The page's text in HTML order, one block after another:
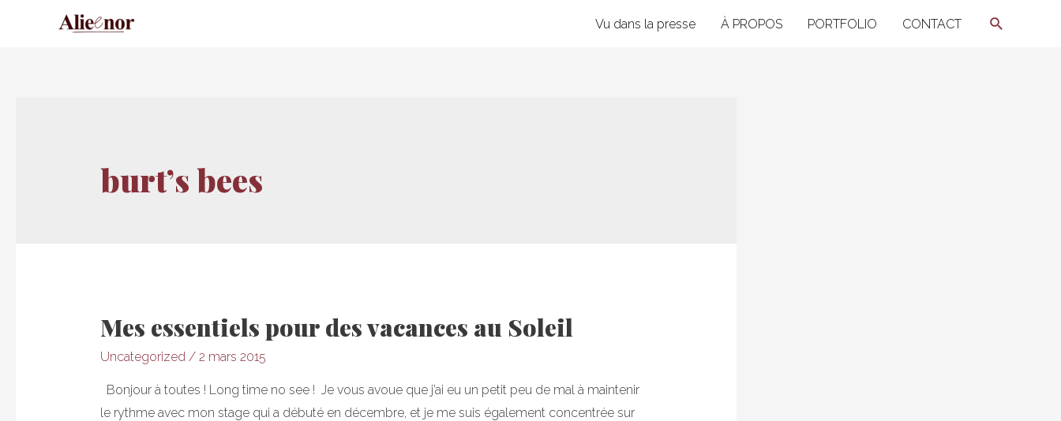
Vu dans la presse À PROPOS PORTFOLIO CONTACT
burt’s bees
Mes essentiels pour des vacances au Soleil
Uncategorized / 2 mars 2015
Bonjour à toutes ! Long time no see ! Je vous avoue que j’ai eu un petit peu de mal à maintenir
le rythme avec mon stage qui a débuté en décembre, et je me suis également concentrée sur